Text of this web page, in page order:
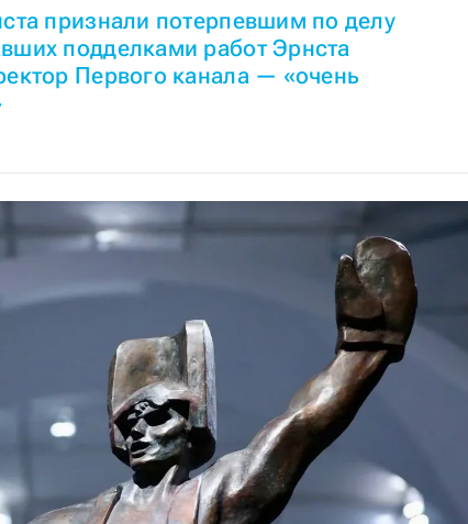
признали потерпевшим по делу
подделками работ Эрнста
Первого канала — «очень